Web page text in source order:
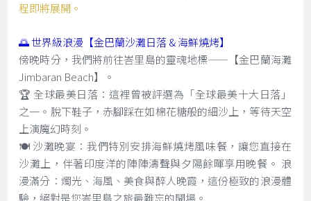
程即將展開。
🌅 世界級浪漫【金巴蘭沙灘日落 & 海鮮燒烤】
傍晚時分，我們將前往峇里島的靈魂地標——【金巴蘭海灘
Jimbaran Beach】。
🏆 全球最美日落：這裡曾被評選為「全球最美十大日落」
之一。脫下鞋子，赤腳踩在如棉花糖般的細沙上，等待天空
上演魔幻時刻。
🍽️ 沙灘晚宴：我們特別安排海鮮燒烤風味餐，讓您直接在
沙灘上，伴著印度洋的陣陣濤聲與夕陽餘暉享用晚餐。 浪
漫滿分：燭光、海風、美食與醉人晚霞，這份極致的浪漫體
驗，絕對是您峇里島之旅最難忘的開場。